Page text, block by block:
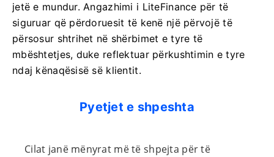
jetë e mundur. Angazhimi i LiteFinance për të
siguruar që përdoruesit të kenë një përvojë të
përsosur shtrihet në shërbimet e tyre të
mbështetjes, duke reflektuar përkushtimin e tyre
ndaj kënaqësisë së klientit.
Pyetjet e shpeshta
Cilat janë mënyrat më të shpejta për të